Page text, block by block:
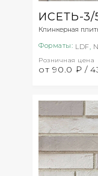
ИСЕТЬ-3/
Клинкерная
Форматы: LDF,
Розничная цена
от 90.0 ₽ /